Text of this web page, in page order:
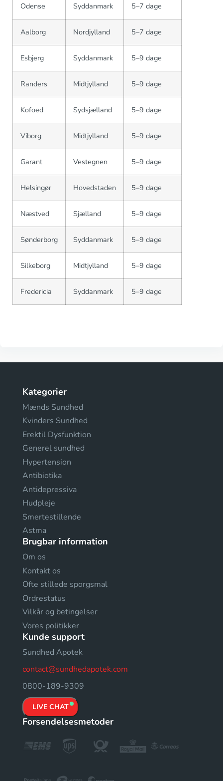
Odense Syddanmark 5–7 dage
Aalborg Nordjylland 5–7 dage
Esbjerg Syddanmark 5–9 dage
Randers Midtjylland 5–9 dage
Kofoed Sydsjælland 5–9 dage
Viborg Midtjylland 5–9 dage
Garant Vestegnen 5–9 dage
Helsingør Hovedstaden 5–9 dage
Næstved Sjælland 5–9 dage
Sønderborg Syddanmark 5–9 dage
Silkeborg Midtjylland 5–9 dage
Fredericia Syddanmark 5–9 dage
Kategorier
Mænds Sundhed
Kvinders Sundhed
Erektil Dysfunktion
Generel sundhed
Hypertension
Antibiotika
Antidepressiva
Hudpleje
Smertestillende
Astma
Brugbar information
Om os
Kontakt os
Ofte stillede sporgsmal
Ordrestatus
Vilkår og betingelser
Vores politikker
Kunde support
Sundhed Apotek
contact@sundhedapotek.com
0800-189-9309
LIVE CHAT
Forsendelsesmetoder